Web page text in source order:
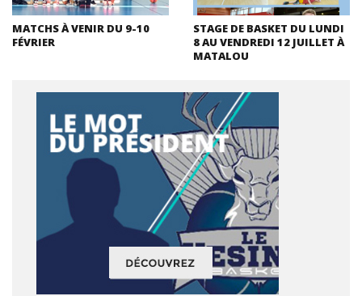
MATCHS À VENIR DU 9-10
FÉVRIER
STAGE DE BASKET DU LUNDI
8 AU VENDREDI 12 JUILLET À
MATALOU